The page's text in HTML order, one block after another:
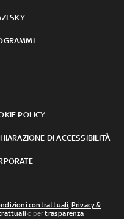
SKY
POLICY
DI ACCESSIBILITÀ
contrattuali, Privacy &
o pertrasparenza